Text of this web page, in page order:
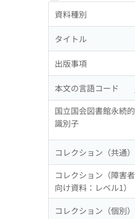
資料種別
タイトル
出版事項
本文の言語コード
国立国会図書館永続的
識別子
コレクション（共通）
コレクション（障害者
向け資料：レベル1）
コレクション（個別）